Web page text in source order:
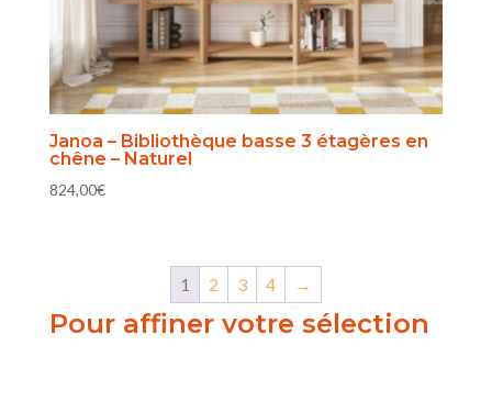
Janoa – Bibliothèque basse 3 étagères en
chêne – Naturel
824,00€
1 2 3 4 →
Pour affiner votre sélection